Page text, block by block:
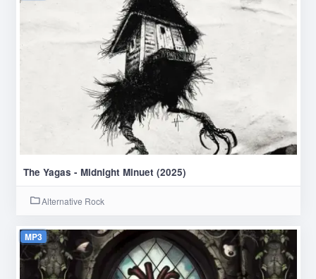
The Yagas - Midnight Minuet (2025)
Alternative Rock
MP3